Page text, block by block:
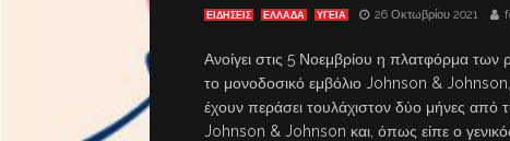
ΕΙΔΗΣΕΙΣ ΕΛΛΑΔΑ ΥΓΕΙΑ 26 Οκτωβρίου 2021
Ανοίγει στις 5 Νοεμβρίου η πλατφόρμα
το μονοδοσικό εμβόλιο Johnson & Johnson,
έχουν περάσει τουλάχιστον δύο μήνες από
Johnson & Johnson και, όπως είπε ο